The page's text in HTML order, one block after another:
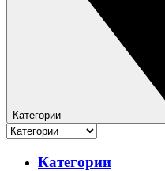
Категории
Категории